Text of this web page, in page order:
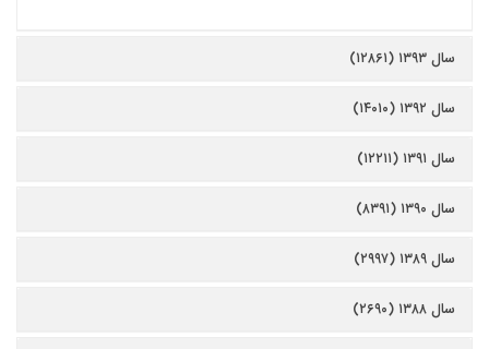
سال ۱۳۹۳ (۱۲۸۶۱)
سال ۱۳۹۲ (۱۴۰۱۰)
سال ۱۳۹۱ (۱۲۲۱۱)
سال ۱۳۹۰ (۸۳۹۱)
سال ۱۳۸۹ (۲۹۹۷)
سال ۱۳۸۸ (۲۶۹۰)